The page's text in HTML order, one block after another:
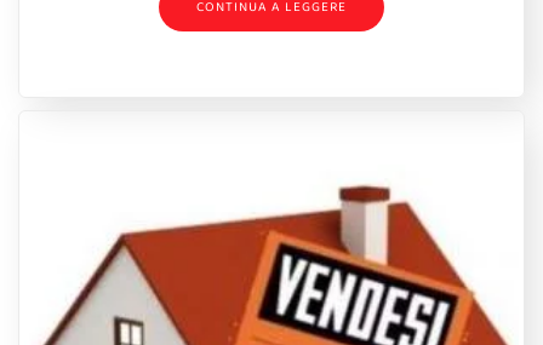
CONTINUA A LEGGERE